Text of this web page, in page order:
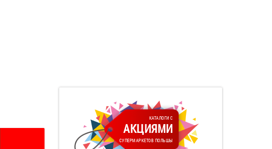
КАТАЛОГИ С
АКЦИЯМИ
СУПЕРМАРКЕТОВ ПОЛЬШЫ